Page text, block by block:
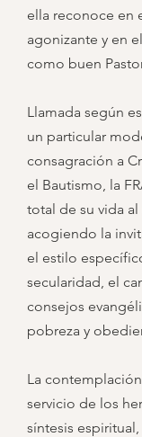
ella reconoce en
agonizante y en
como buen
Llamada según
un particular
consagración a
el Bautismo, la
total de su vida
acogiendo la
el estilo
secularidad, el
consejos
pobreza y
La
servicio de los
síntesis